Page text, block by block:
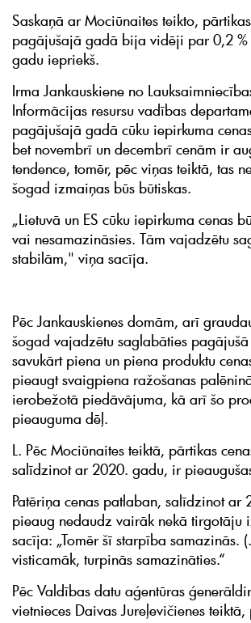
Saskaņā ar Mociūnaites teikto,
pagājušajā gadā bija vidēji par 0,2 %
gadu iepriekš.
Irma Jankauskiene no
Informācijas resursu vadības
pagājušajā gadā cūku iepirkuma
bet novembrī un decembrī cenām ir
tendence, tomēr, pēc viņas teiktā, tas
šogad izmaiņas būs būtiskas.
„Lietuvā un ES cūku iepirkuma cenas
vai nesamazināsies. Tām vajadzētu
stabilām," viņa sacīja.
Pēc Jankauskienes domām, arī
šogad vajadzētu saglabāties
savukārt piena un piena produktu
pieaugt svaigpiena ražošanas
ierobežotā piedāvājuma, kā arī šo
pieauguma dēļ.
L. Pēc Mociūnaites teiktā, pārtikas
salīdzinot ar 2020. gadu, ir
Patēriņa cenas patlaban, salīdzinot ar
pieaug nedaudz vairāk nekā tirgotāju
sacīja: „Tomēr šī starpība samazinās.
visticamāk, turpinās samazināties.“
Pēc Valdības datu aģentūras
vietnieces Daivas Jureļevičienes